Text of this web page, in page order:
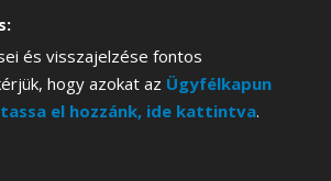
és visszajelzése fontos
hogy azokat az Ügyfélkapun
el hozzánk, ide kattintva.